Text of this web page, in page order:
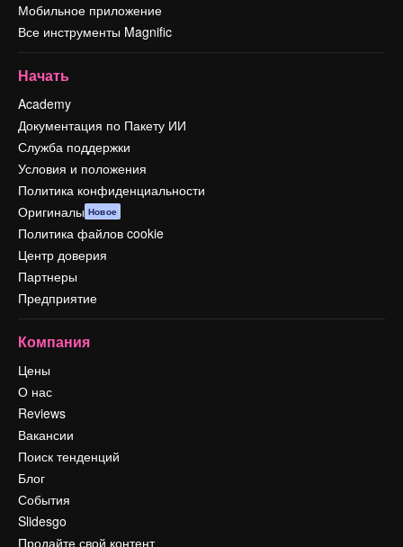
Мобильное приложение
Все инструменты Magnific
Начать
Academy
Документация по Пакету ИИ
Служба поддержки
Условия и положения
Политика конфиденциальности
Оригиналы Новое
Политика файлов cookie
Центр доверия
Партнеры
Предприятие
Компания
Цены
О нас
Reviews
Вакансии
Поиск тенденций
Блог
События
Slidesgo
Продайте свой контент